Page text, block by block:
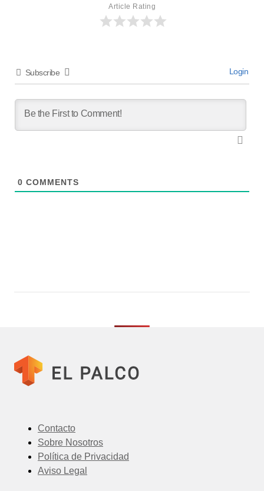
Article Rating
Subscribe Login
0 COMMENTS
Contacto
Sobre Nosotros
Política de Privacidad
Aviso Legal